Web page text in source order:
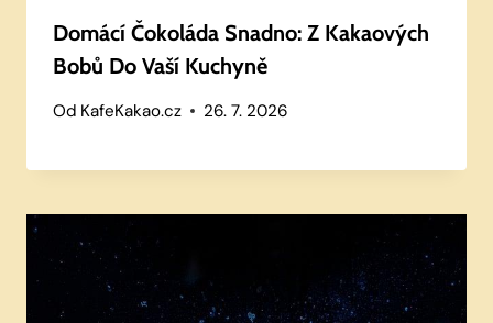
Domácí Čokoláda Snadno: Z Kakaových
Bobů Do Vaší Kuchyně
Od KafeKakao.cz 26. 7. 2026